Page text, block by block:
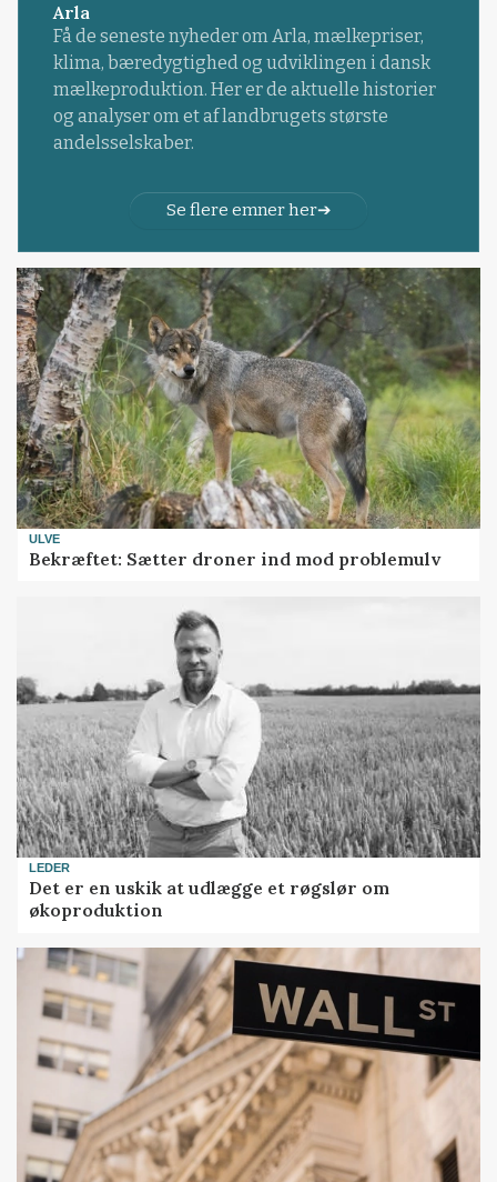
Arla
Få de seneste nyheder om Arla, mælkepriser,
klima, bæredygtighed og udviklingen i dansk
mælkeproduktion. Her er de aktuelle historier
og analyser om et af landbrugets største
andelsselskaber.
Se flere emner her
ULVE
Bekræftet: Sætter droner ind mod problemulv
LEDER
Det er en uskik at udlægge et røgslør om
økoproduktion